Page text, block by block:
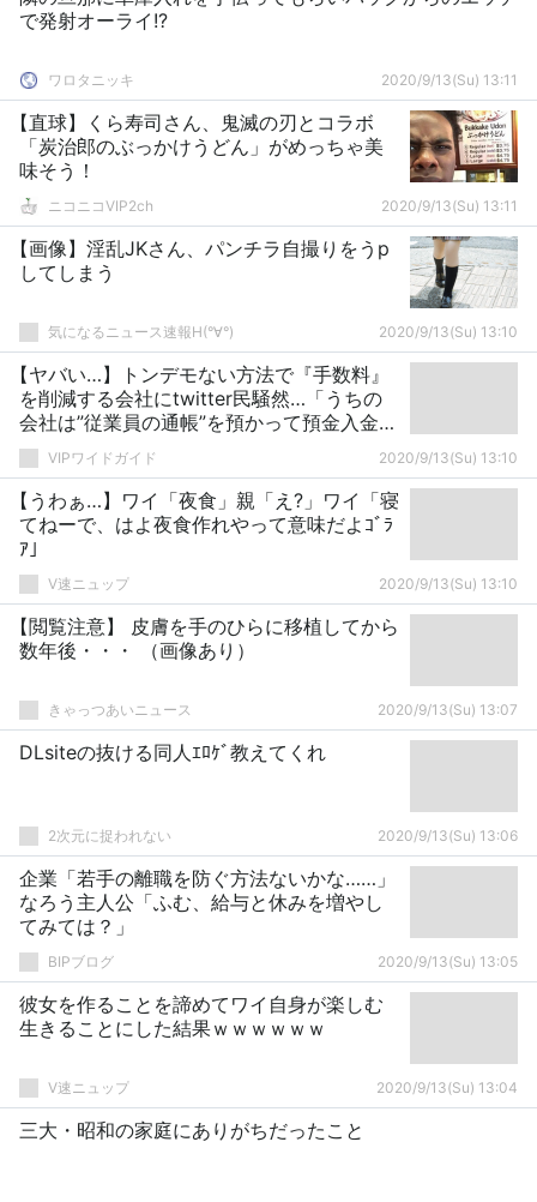
で発射オーライ!?
ワロタニッキ 2020/9/13(Su) 13:11
【直球】くら寿司さん、鬼滅の刃とコラボ
「炭治郎のぶっかけうどん」がめっちゃ美
味そう！
ニコニコVIP2ch 2020/9/13(Su) 13:11
【画像】淫乱JKさん、パンチラ自撮りをうp
してしまう
気になるニュース速報H(°∀°) 2020/9/13(Su) 13:10
【ヤバい…】トンデモない方法で『手数料』
を削減する会社にtwitter民騒然…「うちの
会社は”従業員の通帳”を預かって預金入金と
いう方法をとってます」
VIPワイドガイド 2020/9/13(Su) 13:10
【うわぁ…】ワイ「夜食」親「え?」ワイ「寝
てねーで、はよ夜食作れやって意味だよｺﾞﾗ
ｱ」
V速ニュップ 2020/9/13(Su) 13:10
【閲覧注意】 皮膚を手のひらに移植してから
数年後・・・ （画像あり）
きゃっつあいニュース 2020/9/13(Su) 13:07
DLsiteの抜ける同人ｴﾛｹﾞ教えてくれ
2次元に捉われない 2020/9/13(Su) 13:06
企業「若手の離職を防ぐ方法ないかな……」
なろう主人公「ふむ、給与と休みを増やし
てみては？」
BIPブログ 2020/9/13(Su) 13:05
彼女を作ることを諦めてワイ自身が楽しむ
生きることにした結果ｗｗｗｗｗｗ
V速ニュップ 2020/9/13(Su) 13:04
三大・昭和の家庭にありがちだったこと